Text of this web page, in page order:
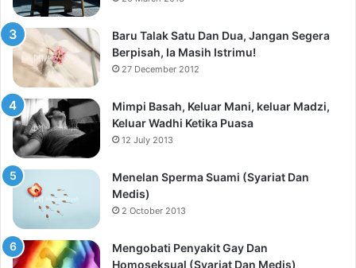
Baru Talak Satu Dan Dua, Jangan Segera
Berpisah, Ia Masih Istrimu!
27 December 2012
Mimpi Basah, Keluar Mani, keluar Madzi,
Keluar Wadhi Ketika Puasa
12 July 2013
Menelan Sperma Suami (Syariat Dan
Medis)
2 October 2013
Mengobati Penyakit Gay Dan
Homoseksual (Syariat Dan Medis)